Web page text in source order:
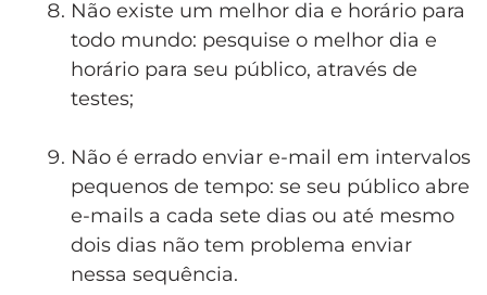
Não existe um melhor dia e horário para
todo mundo: pesquise o melhor dia e
horário para seu público, através de
testes;
Não é errado enviar e-mail em intervalos
pequenos de tempo: se seu público abre
e-mails a cada sete dias ou até mesmo
dois dias não tem problema enviar
nessa sequência.